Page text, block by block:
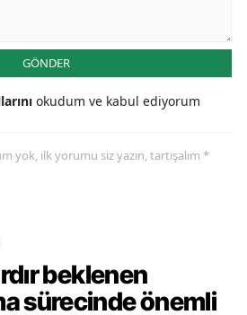
GÖNDER
okudum ve kabul ediyorum
yok, ilk yorumu siz yazın, tartışalım *
beklenen
sürecinde önemli